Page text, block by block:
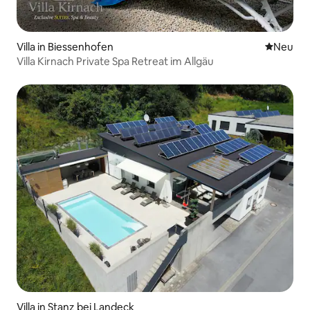
Villa in Biessenhofen Neue
Neu
Villa Kirnach Private Spa Retreat im Allgäu
Villa in Stanz bei Landeck